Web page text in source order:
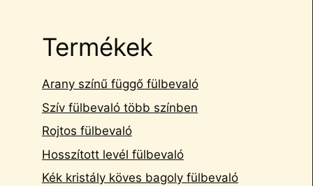
Termékek
Arany színű függő fülbevaló
Szív fülbevaló több színben
Rojtos fülbevaló
Hosszított levél fülbevaló
Kék kristály köves bagoly fülbevaló